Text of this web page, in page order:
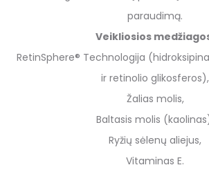
paraudimą.
Veikliosios
RetinSphere® Technologija
ir retinolio glikosferos),
Žalias molis,
Baltasis molis
Ryžių sėlenų aliejus,
Vitaminas E.